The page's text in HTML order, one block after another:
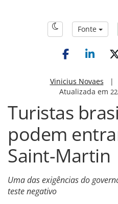
Fonte
Vinicius Novaes |
Atualizada em
Turistas
podem
Saint-Martin
Uma das exigências do
teste negativo